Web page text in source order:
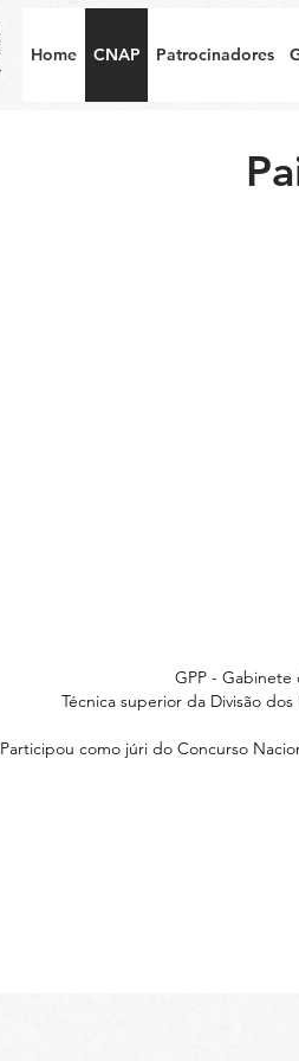
Home CNAP Patrocinadores
GPP -
Técnica superior da Divisão
Participou como júri do Concurso